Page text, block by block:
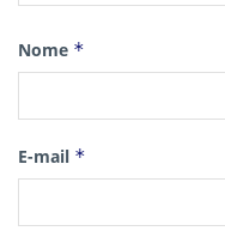
Nome *
E-mail *